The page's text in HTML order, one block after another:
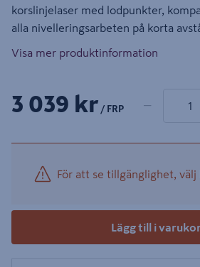
korslinjelaser med lodpunkter,
alla nivelleringsarbeten på korta
Visa mer produktinformation
3 039 kr / FRP −
För att se tillgänglighet, välj
Lägg till i